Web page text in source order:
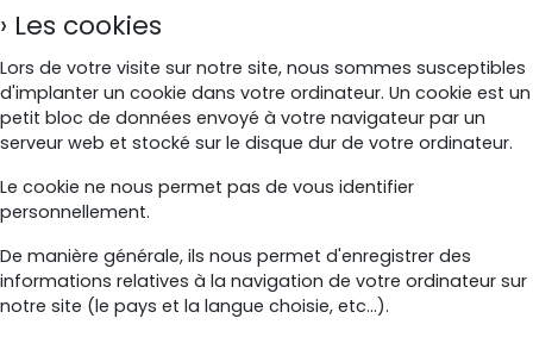
Les cookies
Lors de votre visite sur notre site, nous sommes susceptibles
d'implanter un cookie dans votre ordinateur. Un cookie est un
petit bloc de données envoyé à votre navigateur par un
serveur web et stocké sur le disque dur de votre ordinateur.
Le cookie ne nous permet pas de vous identifier
personnellement.
De manière générale, ils nous permet d'enregistrer des
informations relatives à la navigation de votre ordinateur sur
notre site (le pays et la langue choisie, etc...).